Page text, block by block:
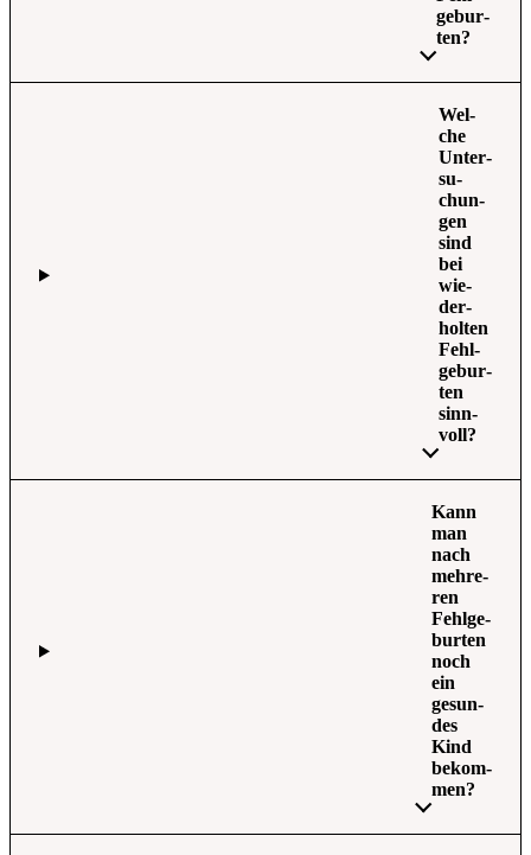
ge­bur­
ten?
Wel­
che
Unter­
su­
chun­
gen
sind
bei
wie­
der­
hol­ten
Fehl­
ge­bur­
ten
sinn­
voll?
Kann
man
nach
meh­re­
ren
Fehl­ge­
bur­ten
noch
ein
gesun­
des
Kind
bekom­
men?